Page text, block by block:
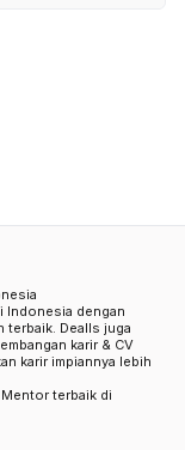
Indonesia dengan
terbaik. Dealls juga
karir & CV
karir impiannya lebih
terbaik di